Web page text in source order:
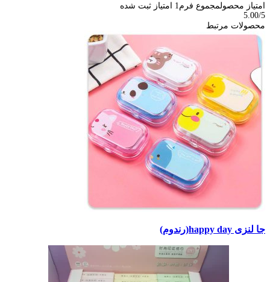
امتیاز محصولمجموع فرم 1 امتیاز ثبت شده
5.00/5
محصولات مرتبط
جا لنزی happy day(رندوم)